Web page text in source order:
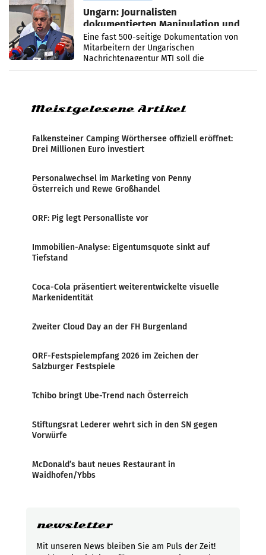
Ungarn: Journalisten
dokumentierten Manipulation und
Zensur
Eine fast 500-seitige Dokumentation von
Mitarbeitern der Ungarischen
Nachrichtenagentur MTI soll die
systematische Nachrichten-Manipulation und
Meistgelesene Artikel
Falkensteiner Camping Wörthersee offiziell eröffnet:
Drei Millionen Euro investiert
Personalwechsel im Marketing von Penny
Österreich und Rewe Großhandel
ORF: Pig legt Personalliste vor
Immobilien-Analyse: Eigentumsquote sinkt auf
Tiefstand
Coca-Cola präsentiert weiterentwickelte visuelle
Markenidentität
Zweiter Cloud Day an der FH Burgenland
ORF-Festspielempfang 2026 im Zeichen der
Salzburger Festspiele
Tchibo bringt Ube-Trend nach Österreich
Stiftungsrat Lederer wehrt sich in den SN gegen
Vorwürfe
McDonald’s baut neues Restaurant in
Waidhofen/Ybbs
newsletter
Mit unseren News bleiben Sie am Puls der Zeit!